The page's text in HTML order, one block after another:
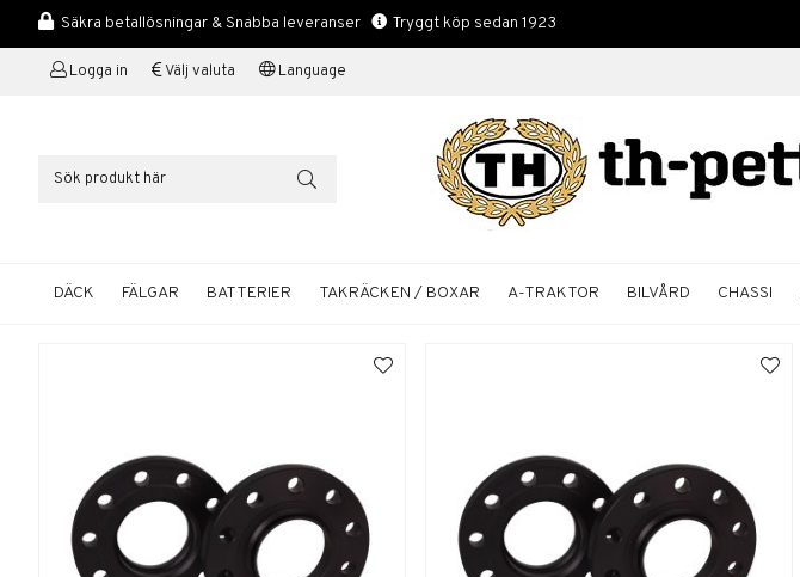
Säkra betallösningar & Snabba leveranser Tryggt köp sedan 1923
Logga in Välj valuta Language
DÄCK FÄLGAR BATTERIER TAKRÄCKEN / BOXAR A-TRAKTOR BILVÅRD CHASSI